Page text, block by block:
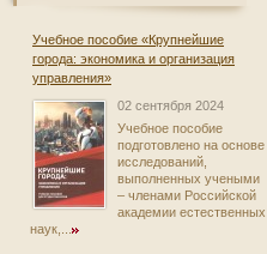
Учебное пособие «Крупнейшие
города: экономика и организация
управления»
02 сентября 2024
Учебное пособие
подготовлено на основе
исследований,
выполненных учеными
– членами Российской
академии естественных
наук,...